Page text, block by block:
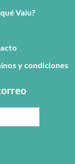
Vaiu?
y condiciones